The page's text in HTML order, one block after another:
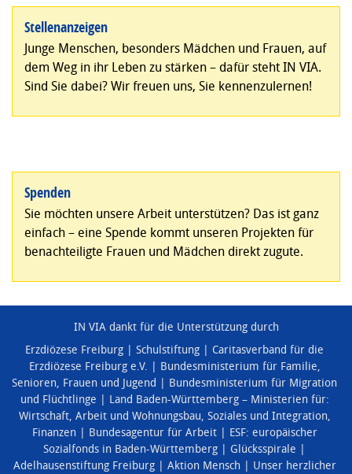
Stellenanzeigen
Junge Menschen, besonders Mädchen und Frauen, auf
dem Weg in ihr Leben zu stärken – dafür steht IN VIA.
Sind Sie dabei? Wir freuen uns, Sie kennenzulernen!
Spenden
Sie möchten unsere Arbeit unterstützen? Das ist ganz
einfach – eine Spende kommt unseren Projekten für
benachteiligte Frauen und Mädchen direkt zugute.
IN VIA dankt für die Unterstützung durch
Erzdiözese Freiburg
Schulstiftung
Caritasverband für die
Erzdiözese Freiburg e.V.
Bundesministerium für Familie,
Senioren, Frauen und Jugend
Bundesministerium für Migration
und Flüchtlinge
Land Baden-Württemberg – Ministerien für:
Wirtschaft, Arbeit und Wohnungsbau, Soziales und Integration,
Finanzen
Bundesagentur für Arbeit
ESF: europäischer
Sozialfonds in Baden-Württemberg
Glücksspirale
Adelhausenstiftung Freiburg
Aktion Mensch
Unser herzlicher